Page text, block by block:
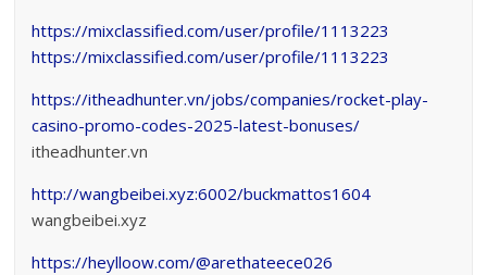
https://mixclassified.com/user/profile/1113223
https://mixclassified.com/user/profile/1113223
https://itheadhunter.vn/jobs/companies/rocket-play-
casino-promo-codes-2025-latest-bonuses/
itheadhunter.vn
http://wangbeibei.xyz:6002/buckmattos1604
wangbeibei.xyz
https://heylloow.com/@arethateece026